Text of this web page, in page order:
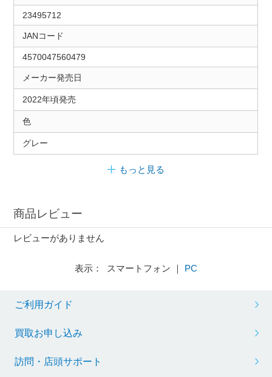
23495712
JANコード
4570047560479
メーカー発売日
2022年頃発売
色
グレー
もっと見る
商品レビュー
レビューがありません
表示： スマートフォン ｜ PC
ご利用ガイド
買取お申し込み
訪問・店頭サポート